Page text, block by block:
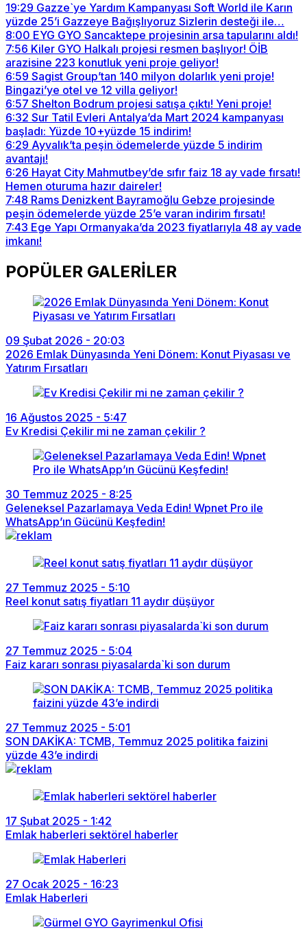
19:29 Gazze`ye Yardım Kampanyası Soft World ile Karın
yüzde 25’i Gazzeye Bağışlıyoruz Sizlerin desteği ile…
8:00 EYG GYO Sancaktepe projesinin arsa tapularını aldı!
7:56 Kiler GYO Halkalı projesi resmen başlıyor! ÖİB
arazisine 223 konutluk yeni proje geliyor!
6:59 Sagist Group’tan 140 milyon dolarlık yeni proje!
Bingazi’ye otel ve 12 villa geliyor!
6:57 Shelton Bodrum projesi satışa çıktı! Yeni proje!
6:32 Sur Tatil Evleri Antalya’da Mart 2024 kampanyası
başladı: Yüzde 10+yüzde 15 indirim!
6:29 Ayvalık’ta peşin ödemelerde yüzde 5 indirim
avantajı!
6:26 Hayat City Mahmutbey’de sıfır faiz 18 ay vade fırsatı!
Hemen oturuma hazır daireler!
7:48 Rams Denizkent Bayramoğlu Gebze projesinde
peşin ödemelerde yüzde 25’e varan indirim fırsatı!
7:43 Ege Yapı Ormanyaka’da 2023 fiyatlarıyla 48 ay vade
imkanı!
POPÜLER GALERİLER
09 Şubat 2026 - 20:03
2026 Emlak Dünyasında Yeni Dönem: Konut Piyasası ve
Yatırım Fırsatları
16 Ağustos 2025 - 5:47
Ev Kredisi Çekilir mi ne zaman çekilir ?
30 Temmuz 2025 - 8:25
Geleneksel Pazarlamaya Veda Edin! Wpnet Pro ile
WhatsApp’ın Gücünü Keşfedin!
27 Temmuz 2025 - 5:10
Reel konut satış fiyatları 11 aydır düşüyor
27 Temmuz 2025 - 5:04
Faiz kararı sonrası piyasalarda`ki son durum
27 Temmuz 2025 - 5:01
SON DAKİKA: TCMB, Temmuz 2025 politika faizini
yüzde 43’e indirdi
17 Şubat 2025 - 1:42
Emlak haberleri sektörel haberler
27 Ocak 2025 - 16:23
Emlak Haberleri